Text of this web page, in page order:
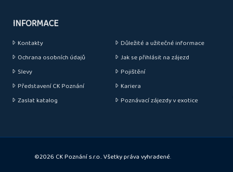
INFORMACE
Kontakty
Důležité a užitečné informace
Ochrana osobních údajů
Jak se přihlásit na zájezd
Slevy
Pojištění
Představení CK Poznání
Kariera
Zaslat katalog
Poznávací zájezdy v exotice
©2026 CK Poznání s.r.o.. Všetky práva vyhradené.